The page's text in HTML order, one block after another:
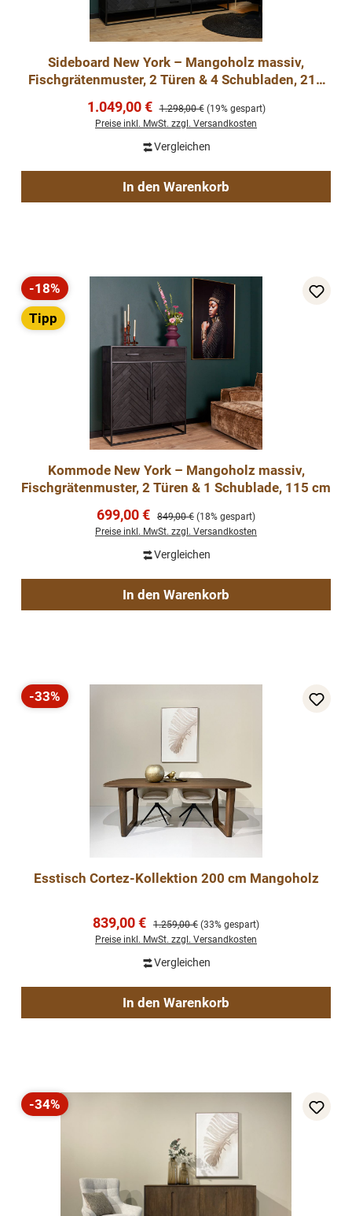
Sideboard New York – Mangoholz massiv,
Fischgrätenmuster, 2 Türen & 4 Schubladen, 210
Verkaufspreis:
1.049,00 € Regulärer Preis:
1.298,00 € (19% gespart)
Preise inkl. MwSt. zzgl. Versandkosten
Vergleichen
In den Warenkorb
Rabatt
-18%
Tipp
Kommode New York – Mangoholz massiv,
Fischgrätenmuster, 2 Türen & 1 Schublade, 115 cm
Verkaufspreis:
699,00 € Regulärer Preis:
849,00 € (18% gespart)
Preise inkl. MwSt. zzgl. Versandkosten
Vergleichen
In den Warenkorb
Rabatt
-33%
Esstisch Cortez-Kollektion 200 cm Mangoholz
Verkaufspreis:
839,00 € Regulärer Preis:
1.259,00 € (33% gespart)
Preise inkl. MwSt. zzgl. Versandkosten
Vergleichen
In den Warenkorb
Rabatt
-34%